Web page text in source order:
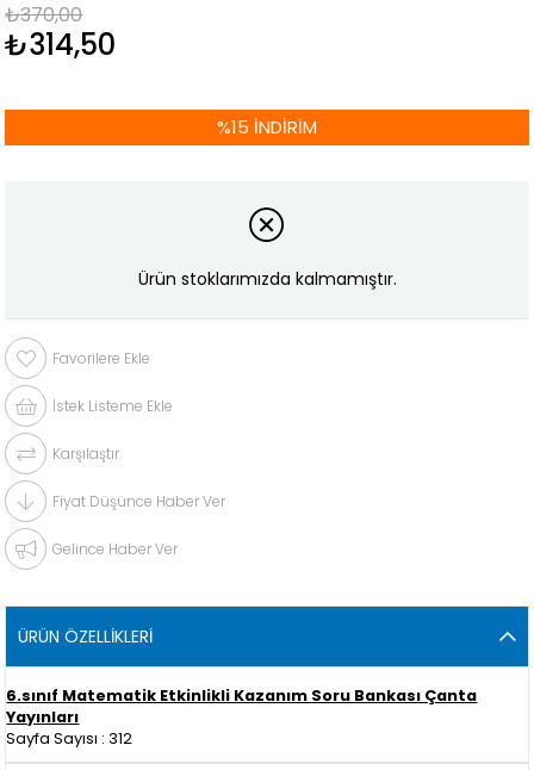
₺370,00
₺314,50
%15 İNDIRIM
Ürün stoklarımızda kalmamıştır.
Favorilere Ekle
İstek Listeme Ekle
Karşılaştır
Fiyat Düşünce Haber Ver
Gelince Haber Ver
ÜRÜN ÖZELLIKLERI
6.sınıf Matematik Etkinlikli Kazanım Soru Bankası Çanta
Yayınları
Sayfa Sayısı : 312